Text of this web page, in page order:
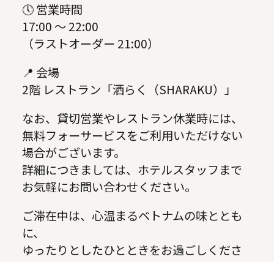
🕔 営業時間
17:00 ～ 22:00
（ラストオーダー 21:00）
📍 会場
2階 レストラン「洒らく（SHARAKU）」
なお、貸切営業やレストラン休業時には、
無料フォーサービスをご利用いただけない
場合がございます。
詳細につきましては、ホテルスタッフまで
お気軽にお問い合わせください。
ご滞在中は、心温まるベトナムの味ととも
に、
ゆったりとしたひとときをお過ごしくださ